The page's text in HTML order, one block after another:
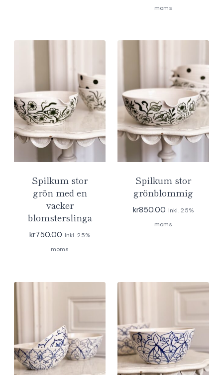
moms
Spilkum stor
grön med en
vacker
blomsterslinga
kr750.00 Inkl. 25%
moms
Spilkum stor
grönblommig
kr850.00 Inkl. 25%
moms